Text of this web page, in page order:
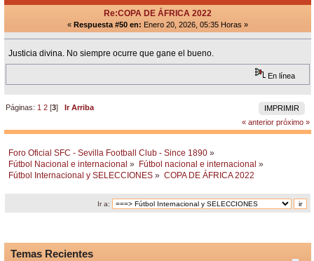
Re:COPA DE ÁFRICA 2022
« Respuesta #50 en: Enero 20, 2026, 05:35 Horas »
Justicia divina. No siempre ocurre que gane el bueno.
En línea
IMPRIMIR
Páginas: 1 2 [3]Ir Arriba
« anterior próximo »
Foro Oficial SFC - Sevilla Football Club - Since 1890 »
Fútbol Nacional e internacional » Fútbol nacional e internacional »
Fútbol Internacional y SELECCIONES » COPA DE ÁFRICA 2022
Ir a:
Temas Recientes